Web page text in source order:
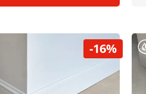
-16%